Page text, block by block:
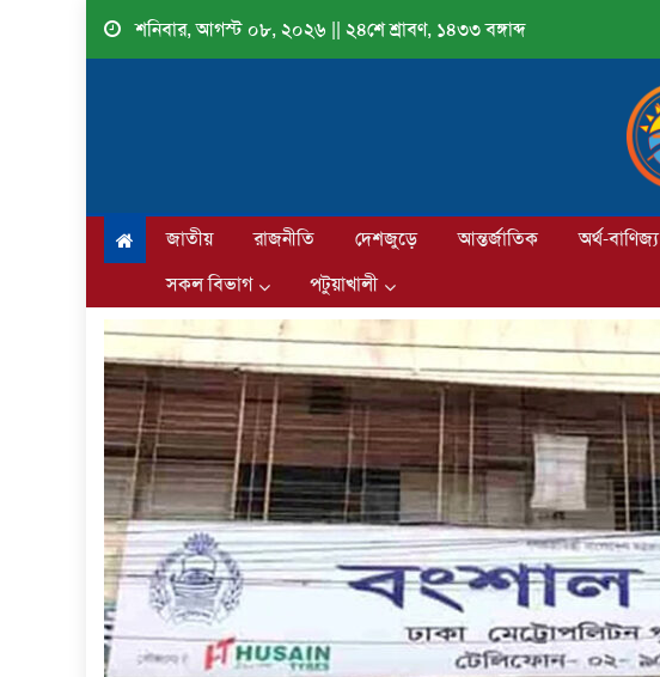
Skip
শনিবার, আগস্ট ০৮, ২০২৬ || ২৪শে শ্রাবণ, ১৪৩৩ বঙ্গাব্দ
জাতীয় রাজনীতি দেশজুড়ে আন্তর্জাতিক অর্থ-বাণিজ্য
সকল বিভাগ
পটুয়াখালী